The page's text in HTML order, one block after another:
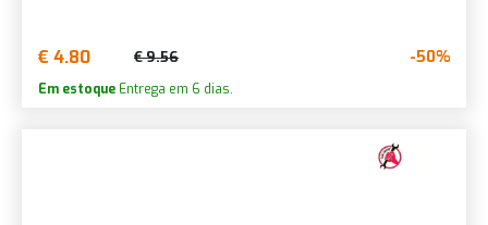
€ 4.80 € 9.56 -50%
Em estoque Entrega em 6 dias.